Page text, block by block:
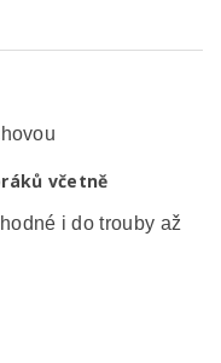
včetně
i do trouby až